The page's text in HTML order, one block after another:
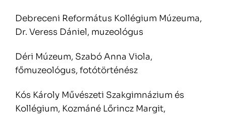
Debreceni Református Kollégium Múzeuma,
Dr. Veress Dániel, muzeológus
Déri Múzeum, Szabó Anna Viola,
főmuzeológus, fotótörténész
Kós Károly Művészeti Szakgimnázium és
Kollégium, Kozmáné Lőrincz Margit,